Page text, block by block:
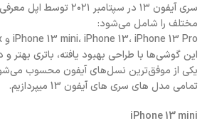
سری آیفون ۱۳ در سپتامبر
مختلف را شامل می‌شود:
این گوشی‌ها با طراحی بهبود یافته، باتری بهتر و
یکی از موفق‌ترین نسل‌های آیفون محسوب
تمامی مدل های سری های آیفون 13 میپردازیم.
iPhone 13 mini